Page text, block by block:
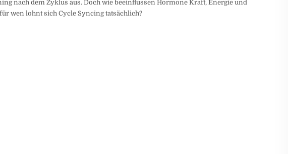
nach dem Zyklus aus. Doch wie beeinflussen Hormone Kraft, Energie und
wen lohnt sich Cycle Syncing tatsächlich?